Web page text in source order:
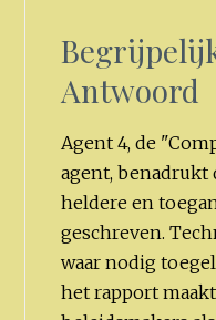
Antwoord
Agent 4, de
agent, benadrukt
heldere en
geschreven.
waar nodig
het rapport